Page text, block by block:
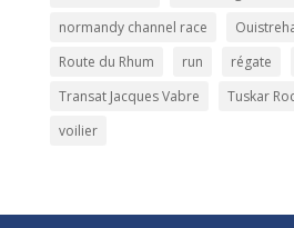
normandy channel race
Route du Rhum
run régate
Transat Jacques Vabre
Tuskar
voilier